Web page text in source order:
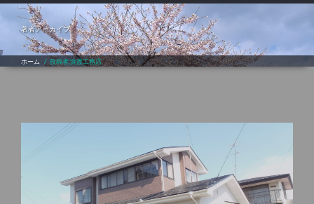
著者アーカイブ
ホーム / 投稿者:浜渡工務店